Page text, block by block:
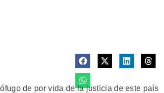
de por vida de la justicia de este país